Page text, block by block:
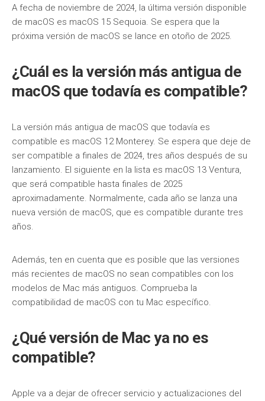
A fecha de noviembre de 2024, la última versión disponible
de macOS es macOS 15 Sequoia. Se espera que la
próxima versión de macOS se lance en otoño de 2025.
¿Cuál es la versión más antigua de
macOS que todavía es compatible?
La versión más antigua de macOS que todavía es
compatible es macOS 12 Monterey. Se espera que deje de
ser compatible a finales de 2024, tres años después de su
lanzamiento. El siguiente en la lista es macOS 13 Ventura,
que será compatible hasta finales de 2025
aproximadamente. Normalmente, cada año se lanza una
nueva versión de macOS, que es compatible durante tres
años.
Además, ten en cuenta que es posible que las versiones
más recientes de macOS no sean compatibles con los
modelos de Mac más antiguos. Comprueba la
compatibilidad de macOS con tu Mac específico.
¿Qué versión de Mac ya no es
compatible?
Apple va a dejar de ofrecer servicio y actualizaciones del